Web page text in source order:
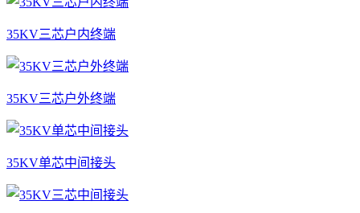
35KV三芯户内终端
35KV三芯户外终端
35KV单芯中间接头